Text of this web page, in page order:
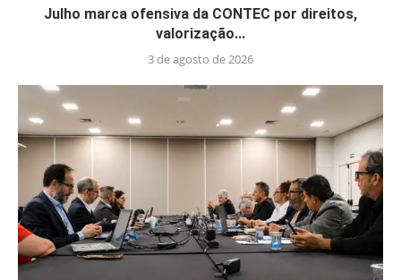
Julho marca ofensiva da CONTEC por direitos,
valorização...
3 de agosto de 2026